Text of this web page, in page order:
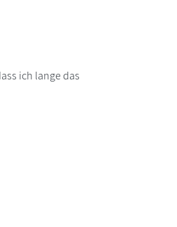
ich lange das